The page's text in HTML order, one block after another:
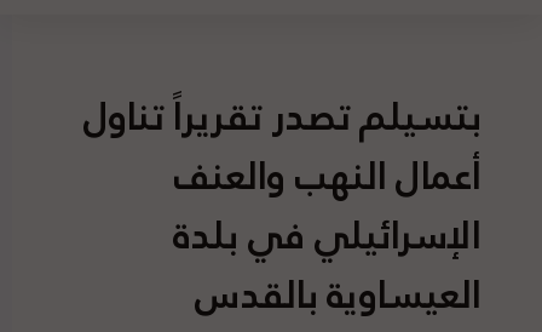
بتسيلم تصدر تقريراً تناول
أعمال النهب والعنف
الإسرائيلي في بلدة
العيساوية بالقدس